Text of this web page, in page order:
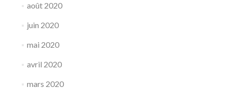
août 2020
juin 2020
mai 2020
avril 2020
mars 2020